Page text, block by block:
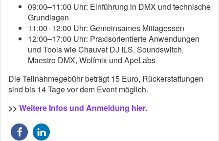
09:00–11:00 Uhr: Einführung in DMX und technische
Grundlagen
11:00–12:00 Uhr: Gemeinsames Mittagessen
12:00–17:00 Uhr: Praxisorientierte Anwendungen
und Tools wie Chauvet DJ ILS, Soundswitch,
Maestro DMX, Wolfmix und ApeLabs
Die Teilnahmegebühr beträgt 15 Euro, Rückerstattungen
sind bis 14 Tage vor dem Event möglich.
>> Weitere Infos und Anmeldung hier.